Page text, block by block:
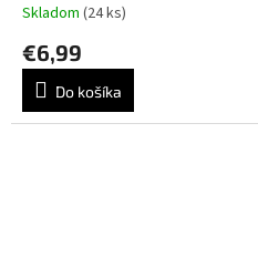
Skladom (24 ks)
€6,99
Do košíka